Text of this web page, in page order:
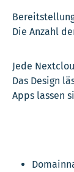
Die Anzahl
Jede
Das Design
Apps lassen